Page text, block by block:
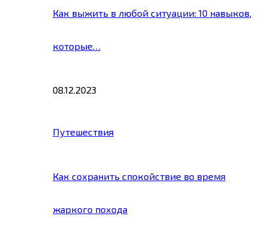
Как выжить в любой ситуации: 10 навыков,
которые…
08.12.2023
Путешествия
Как сохранить спокойствие во время
жаркого похода